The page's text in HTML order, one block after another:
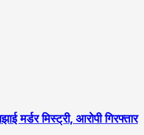
मिस्ट्री, आरोपी गिरफ्तार